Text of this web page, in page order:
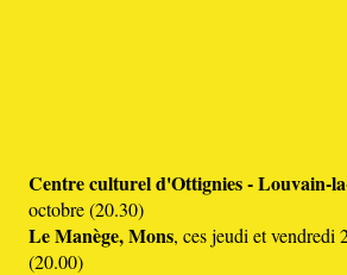
Centre culturel d'Ottignies - Louvain-
octobre (20.30)
Le Manège, Mons, ces jeudi et vendredi
(20.00)